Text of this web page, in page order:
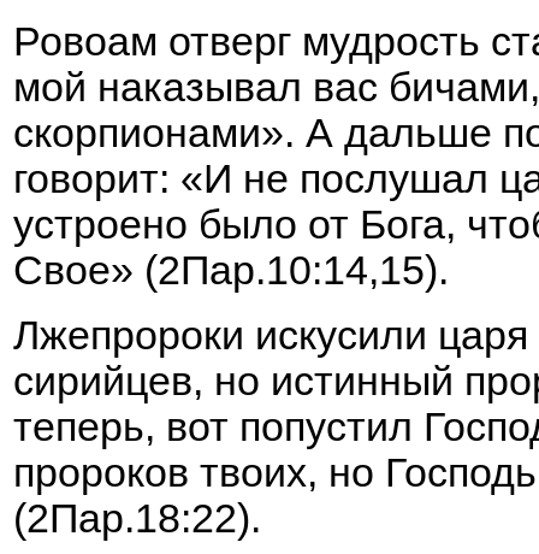
Ровоам отверг мудрость
мой наказывал вас
скорпионами». А дальше
говорит: «И не послушал
устроено было от Бога,
Свое» (2Пар.10:14,15).
Лжепророки искусили
сирийцев, но истинный
теперь, вот попустил
пророков твоих, но
(2Пар.18:22).